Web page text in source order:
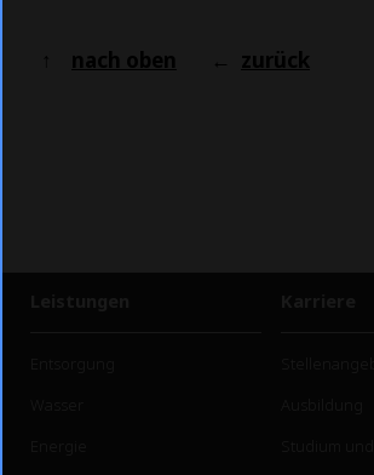
↑ nach oben ← zurück